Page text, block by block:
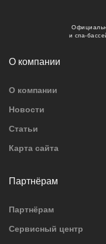
и спа-
О компании
О компании
Новости
Статьи
Карта сайта
Партнёрам
Партнёрам
Сервисный центр